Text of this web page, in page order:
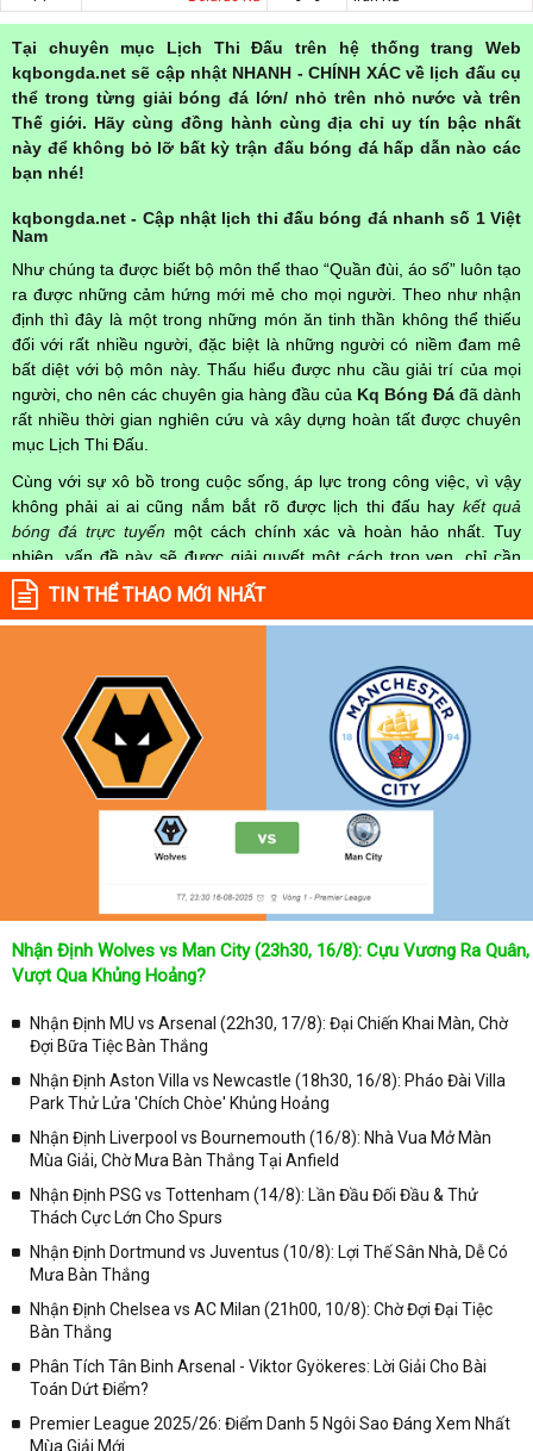
Tại chuyên mục Lịch Thi Đấu trên hệ thống trang Web
kqbongda.net sẽ cập nhật NHANH - CHÍNH XÁC về lịch đấu cụ
thể trong từng giải bóng đá lớn/ nhỏ trên nhỏ nước và trên
Thế giới. Hãy cùng đồng hành cùng địa chỉ uy tín bậc nhất
này để không bỏ lỡ bất kỳ trận đấu bóng đá hấp dẫn nào các
bạn nhé!
kqbongda.net - Cập nhật lịch thi đấu bóng đá nhanh số 1 Việt
Nam
Như chúng ta được biết bộ môn thể thao “Quần đùi, áo số” luôn tạo
ra được những cảm hứng mới mẻ cho mọi người. Theo như nhận
định thì đây là một trong những món ăn tinh thần không thể thiếu
đối với rất nhiều người, đặc biệt là những người có niềm đam mê
bất diệt với bộ môn này. Thấu hiểu được nhu cầu giải trí của mọi
người, cho nên các chuyên gia hàng đầu của Kq Bóng Đá đã dành
rất nhiều thời gian nghiên cứu và xây dựng hoàn tất được chuyên
mục Lịch Thi Đấu.
Cùng với sự xô bồ trong cuộc sống, áp lực trong công việc, vì vậy
không phải ai ai cũng nắm bắt rõ được lịch thi đấu hay kết quả
bóng đá trực tuyến một cách chính xác và hoàn hảo nhất. Tuy
nhiên, vấn đề này sẽ được giải quyết một cách trọn vẹn, chỉ cần
truy cập vào chuyên mục
Lịch Thi Đấu
mọi người hoàn toàn nắm rõ được chính xác về thời gian các trận
đấu bóng đá Việt Nam hay trên Thế giới diễn ra trong thời gian sắp
cả 2 đội tuyển bóng đá đang đạt được.
Không chỉ dừng lại ở đó, những người hâm mộ bóng đá có thể cập
nhật được chính xác về lịch phát sóng bóng đá được tường thuật
trực tiếp ở trên những kênh truyền hình thể thao lớn nhất hiện nay
như: VTV3, K+, SCTV, Thể thao TV,... Nếu như bạn không muốn
bỏ lỡ bất kỳ một trận đấu bóng đá nào trong từng mùa giải, hãy
thường xuyên vào chuyên mụcLịch Thi Đấutại chuyên trang
để cập nhật thông tin chính xác nhất nhé!
Lịch thi đấu được cập nhật chính xác trong toàn bộ các giải
Tại Lịch Thi Đấu của chuyên trang kqbongda.net
sẽ cập nhanh
chóng và chính xác nhất thời gian từng trận đấu bóng đá diễn ra ở
trong từng giải đấu như:
✓ Giải đấu bóng đá Ngoại hạng Anh;
✓ Giải bóng Cúp C1 Châu Âu;
✓ Giải VĐQG Tây Ban Nha;
✓ VĐQG Đức;
✓ VĐQG Pháp;
✓ Liên Đoàn Anh;
✓ U23 Châu Á;
✓ Euro 2020;
TIN THỂ THAO MỚI NHẤT
Nhận Định Wolves vs Man City (23h30, 16/8): Cựu Vương Ra Quân,
Vượt Qua Khủng Hoảng?
Nhận Định MU vs Arsenal (22h30, 17/8): Đại Chiến Khai Màn, Chờ
Đợi Bữa Tiệc Bàn Thắng
Nhận Định Aston Villa vs Newcastle (18h30, 16/8): Pháo Đài Villa
Park Thử Lửa 'Chích Chòe' Khủng Hoảng
Nhận Định Liverpool vs Bournemouth (16/8): Nhà Vua Mở Màn
Mùa Giải, Chờ Mưa Bàn Thắng Tại Anfield
Nhận Định PSG vs Tottenham (14/8): Lần Đầu Đối Đầu & Thử
Thách Cực Lớn Cho Spurs
Nhận Định Dortmund vs Juventus (10/8): Lợi Thế Sân Nhà, Dễ Có
Mưa Bàn Thắng
Nhận Định Chelsea vs AC Milan (21h00, 10/8): Chờ Đợi Đại Tiệc
Bàn Thắng
Phân Tích Tân Binh Arsenal - Viktor Gyökeres: Lời Giải Cho Bài
Toán Dứt Điểm?
Premier League 2025/26: Điểm Danh 5 Ngôi Sao Đáng Xem Nhất
Mùa Giải Mới